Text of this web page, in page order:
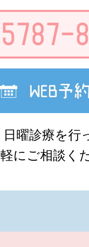
曜診療を行
にご相談く